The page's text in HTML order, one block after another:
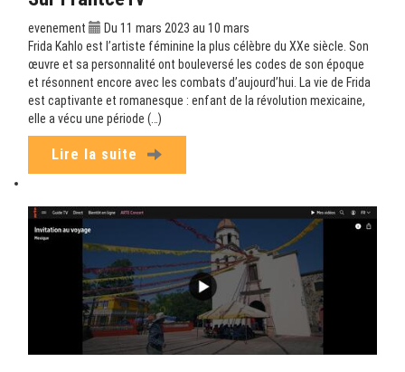
evenement
Du 11 mars 2023 au 10 mars
Frida Kahlo est l’artiste féminine la plus célèbre du XXe siècle. Son
œuvre et sa personnalité ont bouleversé les codes de son époque
et résonnent encore avec les combats d’aujourd’hui. La vie de Frida
est captivante et romanesque : enfant de la révolution mexicaine,
elle a vécu une période (…)
Lire la suite